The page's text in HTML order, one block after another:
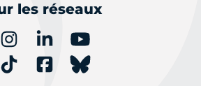
les réseaux